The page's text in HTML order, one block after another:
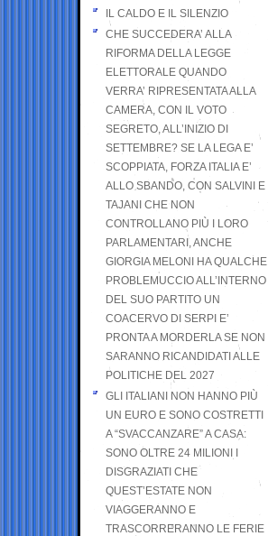
IL CALDO E IL SILENZIO
CHE SUCCEDERA’ ALLA
RIFORMA DELLA LEGGE
ELETTORALE QUANDO
VERRA’ RIPRESENTATA ALLA
CAMERA, CON IL VOTO
SEGRETO, ALL’INIZIO DI
SETTEMBRE? SE LA LEGA E’
SCOPPIATA, FORZA ITALIA E’
ALLO SBANDO, CON SALVINI E
TAJANI CHE NON
CONTROLLANO PIÙ I LORO
PARLAMENTARI, ANCHE
GIORGIA MELONI HA QUALCHE
PROBLEMUCCIO ALL’INTERNO
DEL SUO PARTITO UN
COACERVO DI SERPI E’
PRONTA A MORDERLA SE NON
SARANNO RICANDIDATI ALLE
POLITICHE DEL 2027
GLI ITALIANI NON HANNO PIÙ
UN EURO E SONO COSTRETTI
A “SVACCANZARE” A CASA:
SONO OLTRE 24 MILIONI I
DISGRAZIATI CHE
QUEST’ESTATE NON
VIAGGERANNO E
TRASCORRERANNO LE FERIE